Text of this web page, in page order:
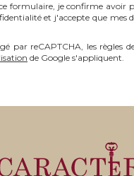
formulaire, je confirme avoir
et j'accepte que mes
par reCAPTCHA, les règles
de Google s'appliquent.